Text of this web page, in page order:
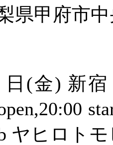
県甲府市
日(金) 新
ヤヒロトモ